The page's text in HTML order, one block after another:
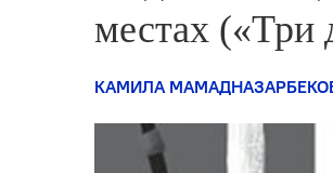
местах («Три
КАМИЛА